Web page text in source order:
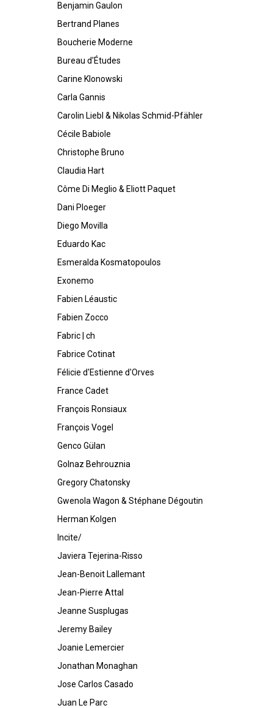
Benjamin Gaulon
Bertrand Planes
Boucherie Moderne
Bureau d'Études
Carine Klonowski
Carla Gannis
Carolin Liebl & Nikolas Schmid-Pfähler
Cécile Babiole
Christophe Bruno
Claudia Hart
Côme Di Meglio & Eliott Paquet
Dani Ploeger
Diego Movilla
Eduardo Kac
Esmeralda Kosmatopoulos
Exonemo
Fabien Léaustic
Fabien Zocco
Fabric | ch
Fabrice Cotinat
Félicie d'Estienne d'Orves
France Cadet
François Ronsiaux
François Vogel
Genco Gülan
Golnaz Behrouznia
Gregory Chatonsky
Gwenola Wagon & Stéphane Dégoutin
Herman Kolgen
Incite/
Javiera Tejerina-Risso
Jean-Benoit Lallemant
Jean-Pierre Attal
Jeanne Susplugas
Jeremy Bailey
Joanie Lemercier
Jonathan Monaghan
Jose Carlos Casado
Juan Le Parc